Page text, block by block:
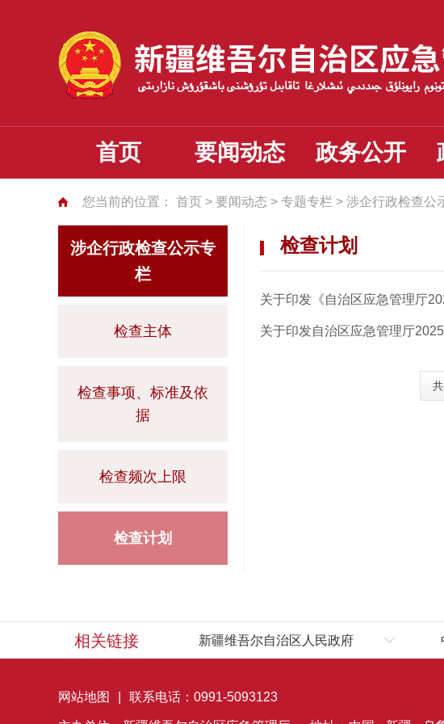
首页 要闻动态 政务公开
您当前的位置： 首页 > 要闻动态 > 专题专栏 > 涉企行政检查公
涉企行政检查公示专
栏
检查主体
检查事项、标准及依
据
检查频次上限
检查计划
检查计划
关于印发《自治区应急管理厅
关于印发自治区应急管理厅
相关链接 新疆维吾尔自治区人民政府
网站地图 联系电话：0991-5093123